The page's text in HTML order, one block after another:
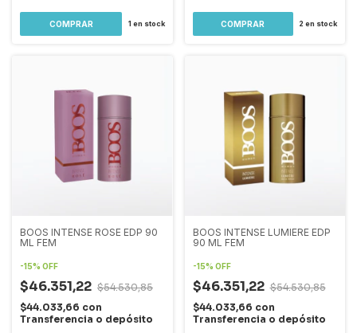
1 en stock 2 en stock
BOOS INTENSE ROSE EDP 90
ML FEM
-15% OFF
$46.351,22 $54.530,85
$44.033,66 con
Transferencia o depósito
BOOS INTENSE LUMIERE EDP
90 ML FEM
-15% OFF
$46.351,22 $54.530,85
$44.033,66 con
Transferencia o depósito